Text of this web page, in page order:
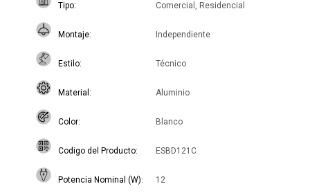
Tipo Comercial, Residencial
Montaje Independiente
Estilo Técnico
Material Aluminio
Color Blanco
Codigo del Producto ESBD121C
Potencia Nominal (W) 12